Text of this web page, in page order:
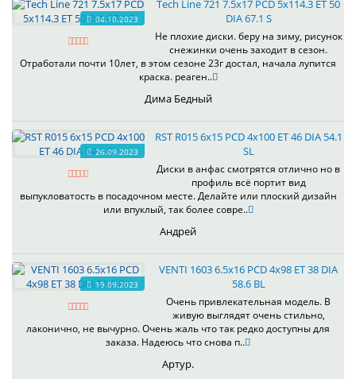
04.10.2023
Tech Line 721 7.5x17 PCD 5x114.3 ET 50
DIA 67.1 S
Не плохие диски. беру на зиму, рисунок
снежинки очень заходит в сезон.
Отработали почти 10лет, в этом сезоне 23г достал, начала лупится
краска. реаген..
Дима Бедный
26.09.2023
RST R015 6x15 PCD 4x100 ET 46 DIA 54.1
SL
Диски в анфас смотрятся отлично но в
профиль всё портит вид
выпукловатость в посадочном месте. Делайте или плоский дизайн
или впуклый, так более совре..
Андрей
19.09.2023
VENTI 1603 6.5x16 PCD 4x98 ET 38 DIA
58.6 BL
Очень привлекательная модель. В
живую выглядят очень стильно,
лаконично, не вычурно. Очень жаль что так редко доступны для
заказа. Надеюсь что снова п..
Артур.